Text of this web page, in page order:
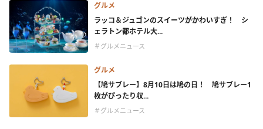
グルメ
ラッコ＆ジュゴンのスイーツがかわいすぎ！ シ
ェラトン都ホテル大...
＃グルメニュース
グルメ
【鳩サブレー】8月10日は鳩の日！ 鳩サブレー1
枚がぴったり収...
＃グルメニュース